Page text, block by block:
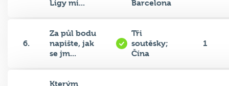
Ligy mi...
Barcelona
6.
Za půl bodu
napište, jak
se jm...
Tři
soutěsky;
Čína
1
Kterým